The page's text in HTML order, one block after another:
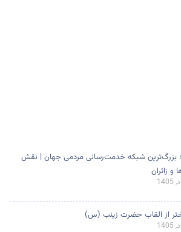
بزرگ‌ترین شبکه خدمت‌رسانی مردمی جهان | نقش
زائران
از القاب حضرت زینب (س)